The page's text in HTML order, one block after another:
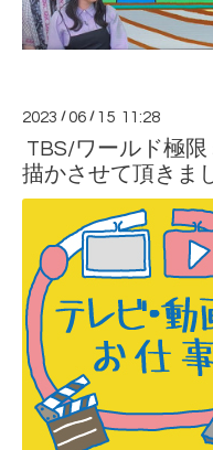
2023 /06 / 15 11:28
TBS/ワールド極
描かさせて頂きま